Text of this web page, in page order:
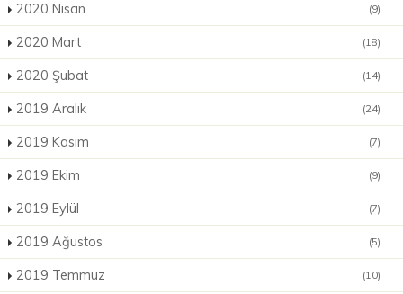
2020 Nisan (9)
2020 Mart (18)
2020 Şubat (14)
2019 Aralık (24)
2019 Kasım (7)
2019 Ekim (9)
2019 Eylül (7)
2019 Ağustos (5)
2019 Temmuz (10)